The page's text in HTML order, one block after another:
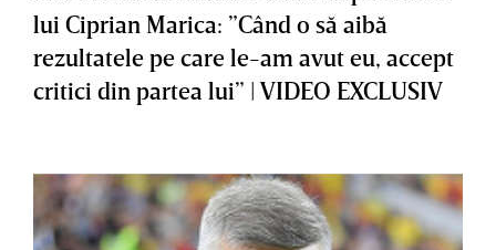
lui Ciprian Marica: ”Când o să aibă
rezultatele pe care le-am avut eu, accept
critici din partea lui” | VIDEO EXCLUSIV